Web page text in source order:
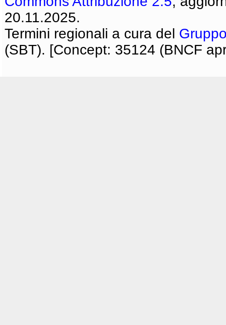
20.11.2025.
Termini regionali a cura del
(SBT). [Concept: 35124 (BNCF